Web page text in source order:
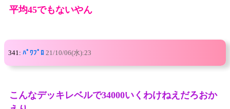
平均45でもないやん
341: ﾊﾟﾜﾌﾟﾛ 21/10/06(水):23
こんなデッキレベルで34000いくわけねえだろおか